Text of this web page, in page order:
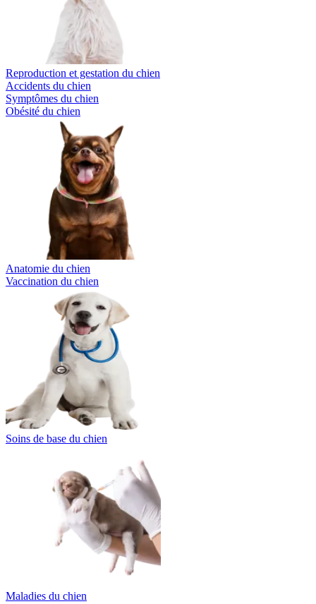
Reproduction et gestation du chien
Accidents du chien
Symptômes du chien
Obésité du chien
Anatomie du chien
Vaccination du chien
Soins de base du chien
Maladies du chien